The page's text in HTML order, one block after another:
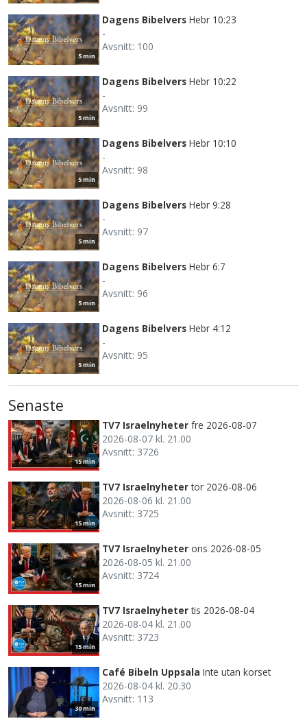
5 min
Dagens Bibelvers Hebr 10:23
-
Avsnitt: 100
5 min
Dagens Bibelvers Hebr 10:22
-
Avsnitt: 99
5 min
Dagens Bibelvers Hebr 10:10
-
Avsnitt: 98
5 min
Dagens Bibelvers Hebr 9:28
-
Avsnitt: 97
5 min
Dagens Bibelvers Hebr 6:7
-
Avsnitt: 96
5 min
Dagens Bibelvers Hebr 4:12
-
Avsnitt: 95
Senaste
15 min
TV7 Israelnyheter fre 2026-08-07
2026-08-07 kl. 21.00
Avsnitt: 3726
15 min
TV7 Israelnyheter tor 2026-08-06
2026-08-06 kl. 21.00
Avsnitt: 3725
15 min
TV7 Israelnyheter ons 2026-08-05
2026-08-05 kl. 21.00
Avsnitt: 3724
15 min
TV7 Israelnyheter tis 2026-08-04
2026-08-04 kl. 21.00
Avsnitt: 3723
30 min
Café Bibeln Uppsala Inte utan korset
2026-08-04 kl. 20.30
Avsnitt: 113